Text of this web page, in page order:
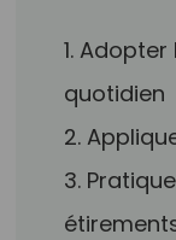
1.
quotidien
2.
3.